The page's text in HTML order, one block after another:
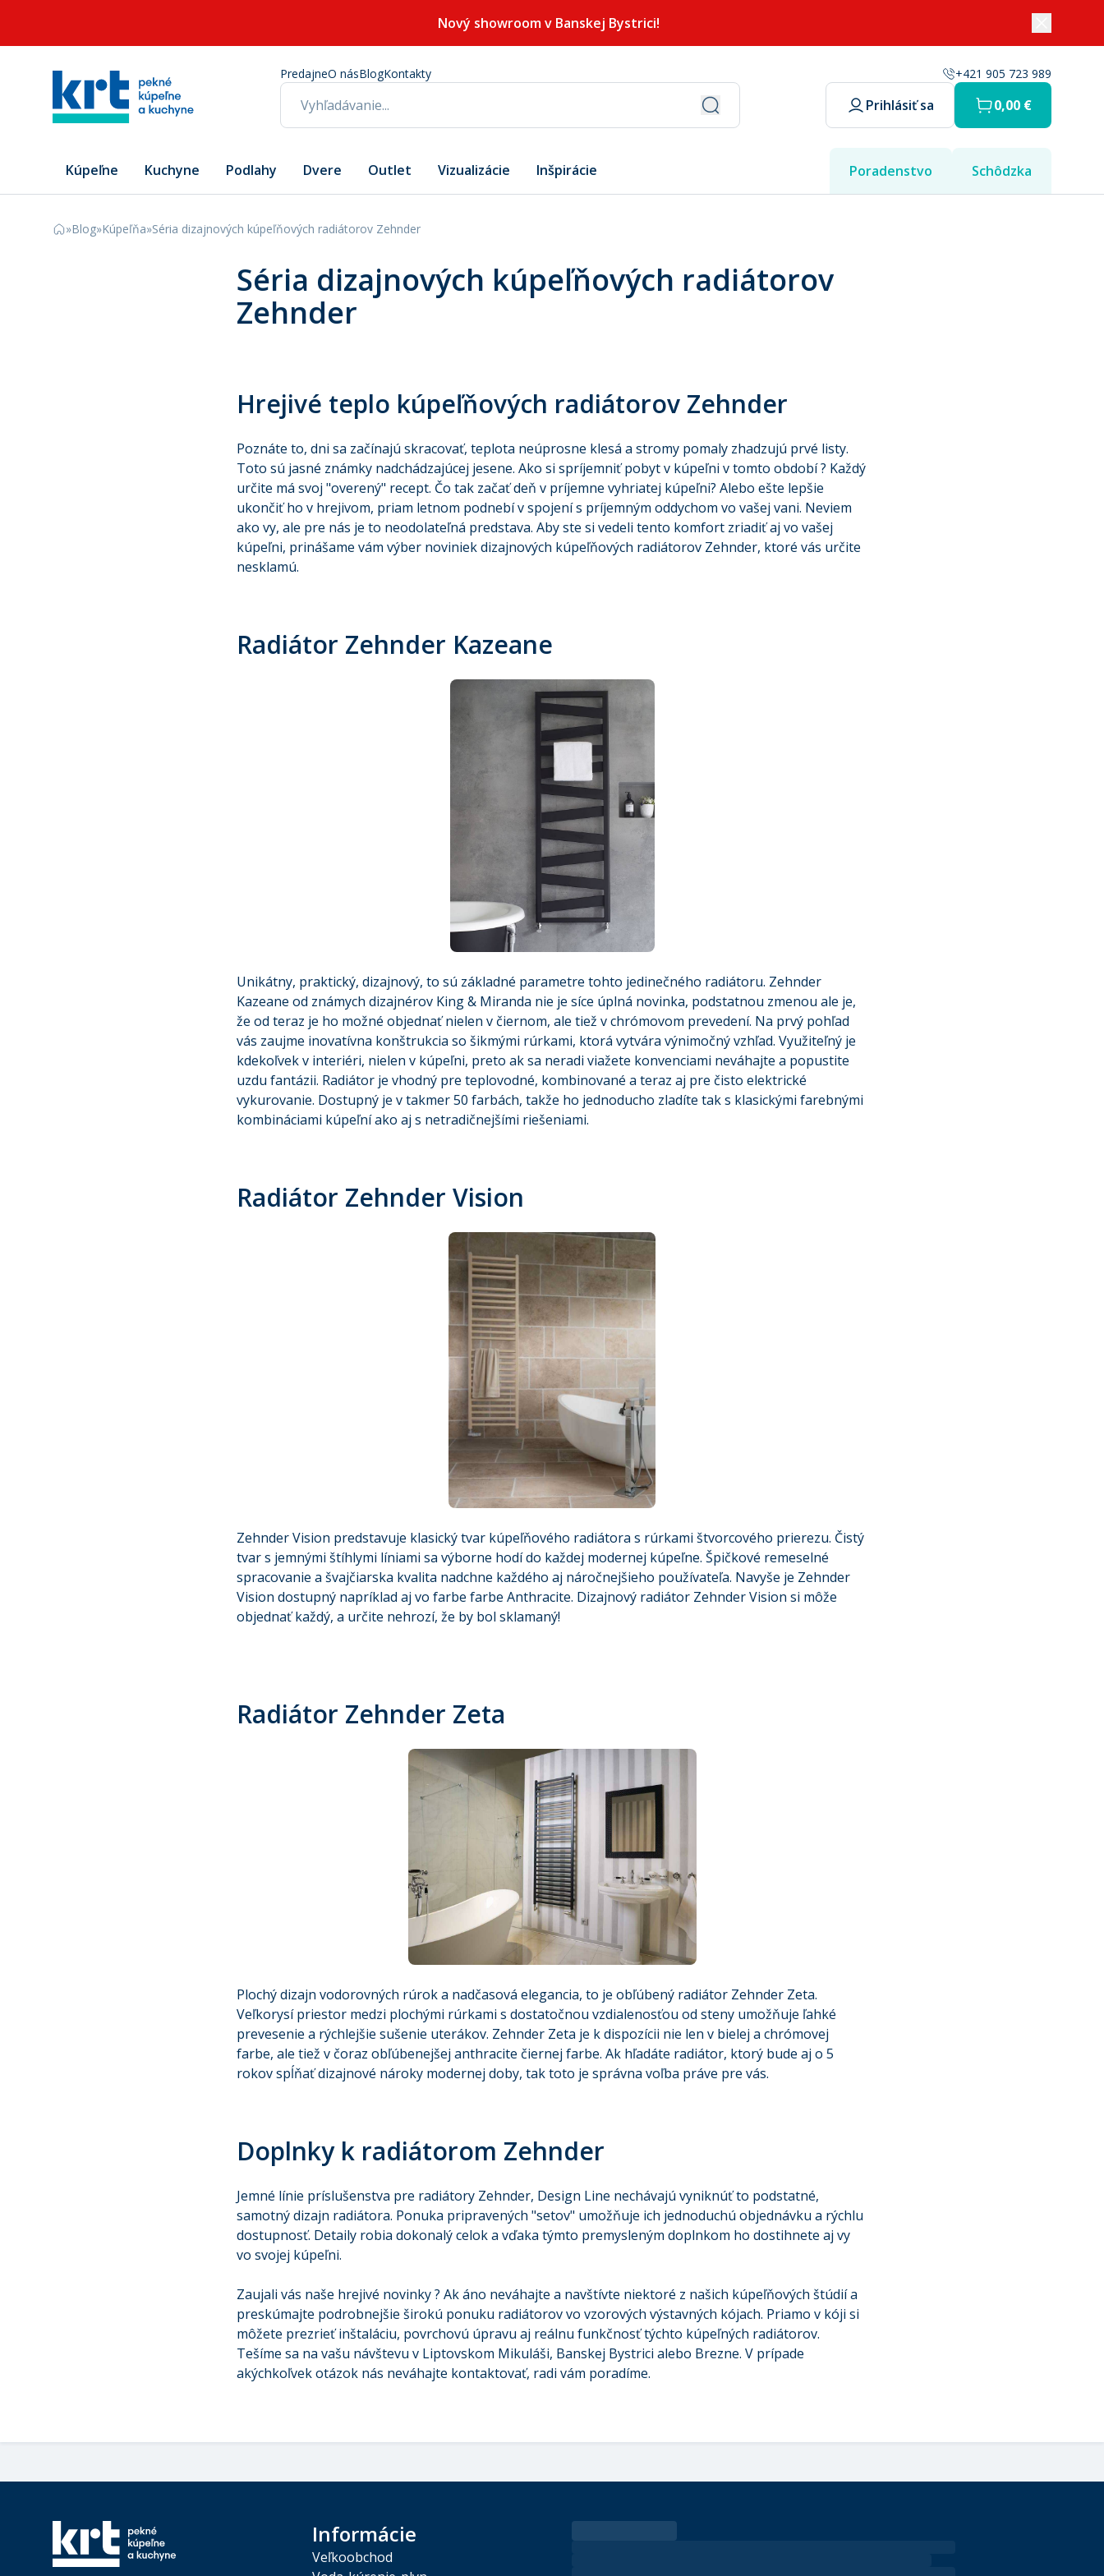
Nový showroom v Banskej Bystrici!
PredajneO násBlogKontakty +421 905 723 989
Prihlásiť sa 0,00 €
Kúpeľne Kuchyne Podlahy Dvere Outlet Vizualizácie Inšpirácie Poradenstvo Schôdzka
»Blog»Kúpeľňa»Séria dizajnových kúpeľňových radiátorov Zehnder
Séria dizajnových kúpeľňových radiátorov
Zehnder
Hrejivé teplo kúpeľňových radiátorov Zehnder
Poznáte to, dni sa začínajú skracovať, teplota neúprosne klesá a stromy pomaly zhadzujú prvé listy.
Toto sú jasné známky nadchádzajúcej jesene. Ako si spríjemniť pobyt v kúpeľni v tomto období ? Každý
určite má svoj "overený" recept. Čo tak začať deň v príjemne vyhriatej kúpeľni? Alebo ešte lepšie
ukončiť ho v hrejivom, priam letnom podnebí v spojení s príjemným oddychom vo vašej vani. Neviem
ako vy, ale pre nás je to neodolateľná predstava. Aby ste si vedeli tento komfort zriadiť aj vo vašej
kúpeľni, prinášame vám výber noviniek dizajnových kúpeľňových radiátorov Zehnder, ktoré vás určite
nesklamú.
Radiátor Zehnder Kazeane
Unikátny, praktický, dizajnový, to sú základné parametre tohto jedinečného radiátoru. Zehnder
Kazeane od známych dizajnérov King & Miranda nie je síce úplná novinka, podstatnou zmenou ale je,
že od teraz je ho možné objednať nielen v čiernom, ale tiež v chrómovom prevedení. Na prvý pohľad
vás zaujme inovatívna konštrukcia so šikmými rúrkami, ktorá vytvára výnimočný vzhľad. Využiteľný je
kdekoľvek v interiéri, nielen v kúpeľni, preto ak sa neradi viažete konvenciami neváhajte a popustite
uzdu fantázii. Radiátor je vhodný pre teplovodné, kombinované a teraz aj pre čisto elektrické
vykurovanie. Dostupný je v takmer 50 farbách, takže ho jednoducho zladíte tak s klasickými farebnými
kombináciami kúpeľní ako aj s netradičnejšími riešeniami.
Radiátor Zehnder Vision
Zehnder Vision predstavuje klasický tvar kúpeľňového radiátora s rúrkami štvorcového prierezu. Čistý
tvar s jemnými štíhlymi líniami sa výborne hodí do každej modernej kúpeľne. Špičkové remeselné
spracovanie a švajčiarska kvalita nadchne každého aj náročnejšieho používateľa. Navyše je Zehnder
Vision dostupný napríklad aj vo farbe farbe Anthracite. Dizajnový radiátor Zehnder Vision si môže
objednať každý, a určite nehrozí, že by bol sklamaný!
Radiátor Zehnder Zeta
Plochý dizajn vodorovných rúrok a nadčasová elegancia, to je obľúbený radiátor Zehnder Zeta.
Veľkorysí priestor medzi plochými rúrkami s dostatočnou vzdialenosťou od steny umožňuje ľahké
prevesenie a rýchlejšie sušenie uterákov. Zehnder Zeta je k dispozícii nie len v bielej a chrómovej
farbe, ale tiež v čoraz obľúbenejšej anthracite čiernej farbe. Ak hľadáte radiátor, ktorý bude aj o 5
rokov spĺňať dizajnové nároky modernej doby, tak toto je správna voľba práve pre vás.
Doplnky k radiátorom Zehnder
Jemné línie príslušenstva pre radiátory Zehnder, Design Line nechávajú vyniknúť to podstatné,
samotný dizajn radiátora. Ponuka pripravených "setov" umožňuje ich jednoduchú objednávku a rýchlu
dostupnosť. Detaily robia dokonalý celok a vďaka týmto premysleným doplnkom ho dostihnete aj vy
vo svojej kúpeľni.
Zaujali vás naše hrejivé novinky ? Ak áno neváhajte a navštívte niektoré z našich kúpeľňových štúdií a
preskúmajte podrobnejšie širokú ponuku radiátorov vo vzorových výstavných kójach. Priamo v kóji si
môžete prezrieť inštaláciu, povrchovú úpravu aj reálnu funkčnosť týchto kúpeľných radiátorov.
Tešíme sa na vašu návštevu v Liptovskom Mikuláši, Banskej Bystrici alebo Brezne. V prípade
akýchkoľvek otázok nás neváhajte kontaktovať, radi vám poradíme.
Informácie
Veľkoobchod